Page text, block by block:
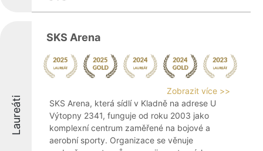
Laureáti
SKS Arena
Zobrazit více >>
SKS Arena, která sídlí v Kladně na adrese U
Výtopny 2341, funguje od roku 2003 jako
komplexní centrum zaměřené na bojové a
aerobní sporty. Organizace se věnuje